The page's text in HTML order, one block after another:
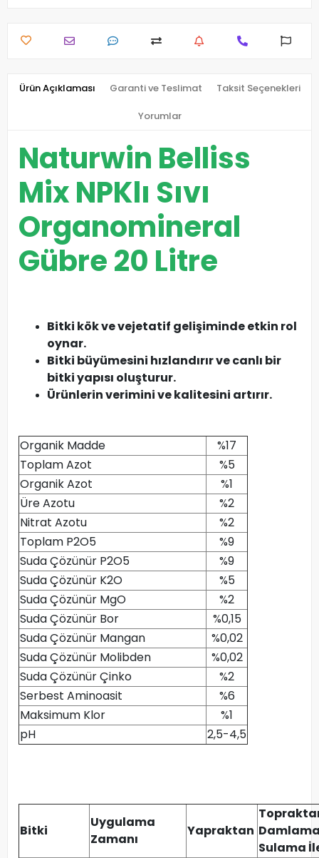
Ürün Açıklaması Garanti ve Teslimat Taksit Seçenekleri
Yorumlar
Naturwin Belliss
Mix NPKlı Sıvı
Organomineral
Gübre 20 Litre
Bitki kök ve vejetatif gelişiminde etkin rol
oynar.
Bitki büyümesini hızlandırır ve canlı bir
bitki yapısı oluşturur.
Ürünlerin verimini ve kalitesini artırır.
Organik Madde
%17
Toplam Azot
%5
Organik Azot
%1
Üre Azotu
%2
Nitrat Azotu
%2
Toplam P2O5
%9
Suda Çözünür P2O5
%9
Suda Çözünür K2O
%5
Suda Çözünür MgO
%2
Suda Çözünür Bor
%0,15
Suda Çözünür Mangan
%0,02
Suda Çözünür Molibden
%0,02
Suda Çözünür Çinko
%2
Serbest Aminoasit
%6
Maksimum Klor
%1
pH
2,5-4,5
Bitki
Uygulama
Zamanı
Yapraktan
Sulama